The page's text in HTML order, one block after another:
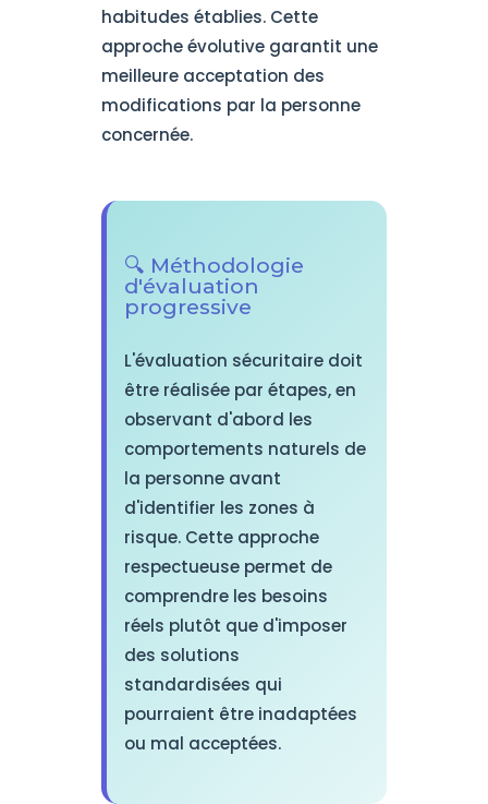
habitudes établies. Cette
approche évolutive garantit une
meilleure acceptation des
modifications par la personne
concernée.
🔍 Méthodologie
d'évaluation
progressive
L'évaluation sécuritaire doit
être réalisée par étapes, en
observant d'abord les
comportements naturels de
la personne avant
d'identifier les zones à
risque. Cette approche
respectueuse permet de
comprendre les besoins
réels plutôt que d'imposer
des solutions
standardisées qui
pourraient être inadaptées
ou mal acceptées.